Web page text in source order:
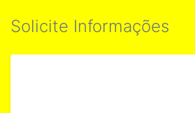
Solicite Informações